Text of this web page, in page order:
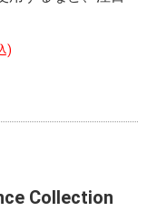
)
Collection